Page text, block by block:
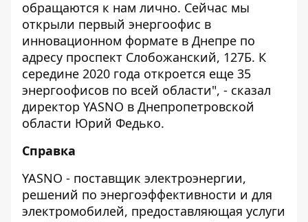
обращаются к нам лично. Сейчас мы
открыли первый энергоофис в
инновационном формате в Днепре по
адресу проспект Слобожанский, 127Б. К
середине 2020 года откроется еще 35
энергоофисов по всей области", - сказал
директор YASNO в Днепропетровской
области Юрий Федько.
Справка
YASNO - поставщик электроэнергии,
решений по энергоэффективности и для
электромобилей, предоставляющая услуги